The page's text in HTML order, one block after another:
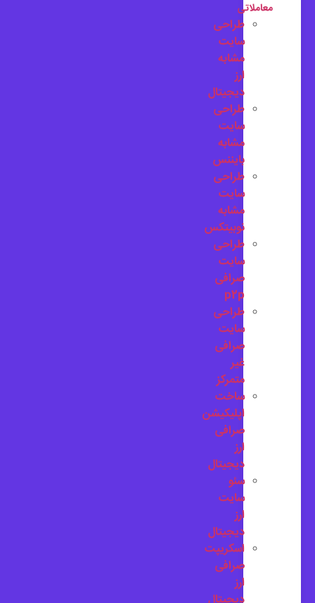
معاملاتی
طراحی
سایت
مشابه
ارز
دیجیتال
طراحی
سایت
مشابه
بایننس
طراحی
سایت
مشابه
نوبیتکس
طراحی
سایت
صرافی
p2p
طراحی
سایت
صرافی
غیر
متمرکز
ساخت
اپلیکیشن
صرافی
ارز
دیجیتال
سئو
سایت
ارز
دیجیتال
اسکریپت
صرافی
ارز